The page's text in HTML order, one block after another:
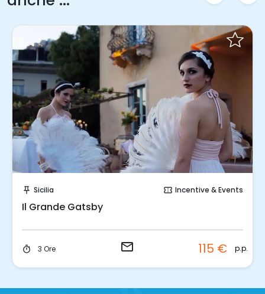
push_pin Sicilia confirmation_number Incentive & Events
Il Grande Gatsby
timer 3 Ore email 115 € p.p.